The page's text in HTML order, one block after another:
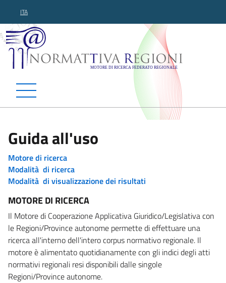
ITA
Normattiva Regioni -
Guida all'uso
Motore di ricerca
Modalità di ricerca
Modalità di visualizzazione dei risultati
MOTORE DI RICERCA
Il Motore di Cooperazione Applicativa Giuridico/Legislativa con
le Regioni/Province autonome permette di effettuare una
ricerca all'interno dell'intero corpus normativo regionale. Il
motore è alimentato quotidianamente con gli indici degli atti
normativi regionali resi disponibili dalle singole
Regioni/Province autonome.